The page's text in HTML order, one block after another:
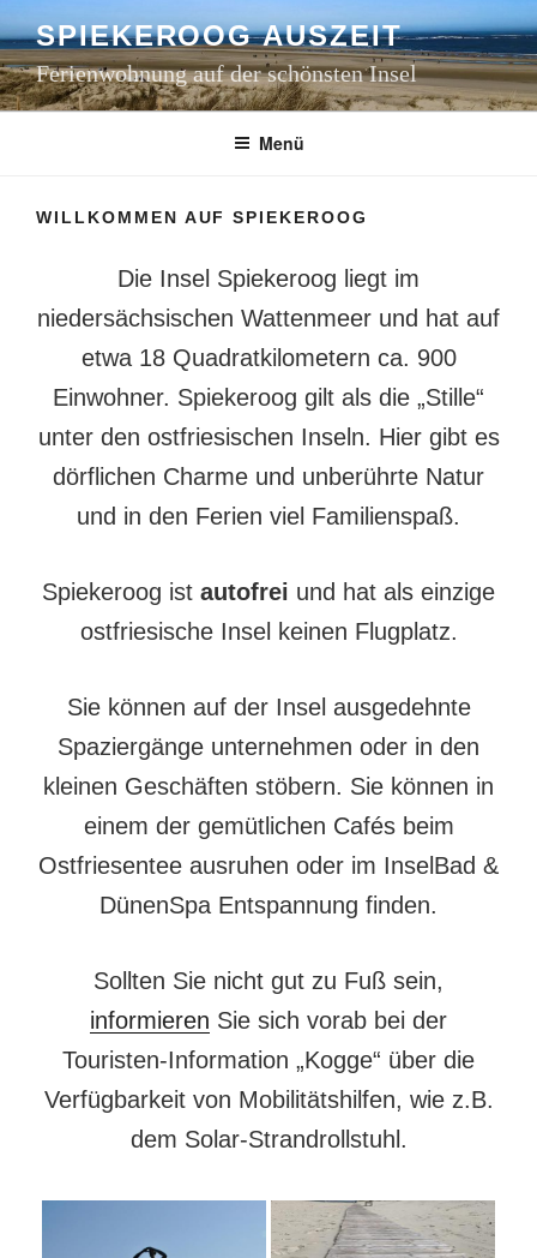
Inhalt
springen
SPIEKEROOG AUSZEIT
Ferienwohnung auf der schönsten Insel
Menü
WILLKOMMEN AUF SPIEKEROOG
Die Insel Spiekeroog liegt im
niedersächsischen Wattenmeer und hat auf
etwa 18 Quadratkilometern ca. 900
Einwohner. Spiekeroog gilt als die „Stille“
unter den ostfriesischen Inseln. Hier gibt es
dörflichen Charme und unberührte Natur
und in den Ferien viel Familienspaß.
Spiekeroog ist autofrei und hat als einzige
ostfriesische Insel keinen Flugplatz.
Sie können auf der Insel ausgedehnte
Spaziergänge unternehmen oder in den
kleinen Geschäften stöbern. Sie können in
einem der gemütlichen Cafés beim
Ostfriesentee ausruhen oder im InselBad &
DünenSpa Entspannung finden.
Sollten Sie nicht gut zu Fuß sein,
informieren Sie sich vorab bei der
Touristen-Information „Kogge“ über die
Verfügbarkeit von Mobilitätshilfen, wie z.B.
dem Solar-Strandrollstuhl.